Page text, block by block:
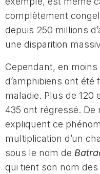
complètement
depuis 250 millions
une disparition
Cependant, en
d’amphibiens ont
maladie. Plus de 120
435 ont régressé. De
expliquent ce
multiplication d’un
sous le nom de
qui tient son nom